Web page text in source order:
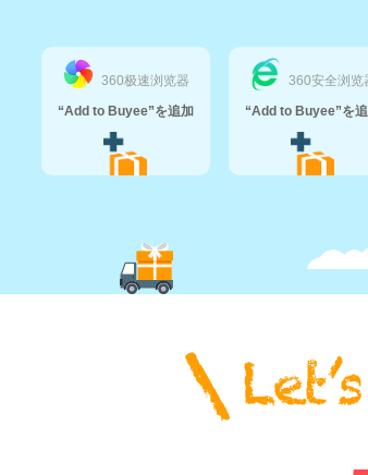
360极速浏览器
“Add to Buyee”を追加
360安全浏览
“Add to Buyee”を